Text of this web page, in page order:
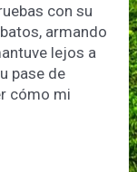
con su
armando
lejos a
pase de
cómo mi